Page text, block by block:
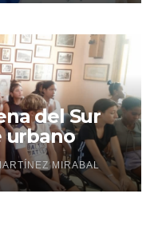
urbano
MIRABAL